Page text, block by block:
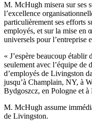
M. McHugh misera sur ses
l’excellence
particulièrement ses efforts
employés, et sur la mise en
universels pour l’entreprise
« J’espère beaucoup établir
seulement avec l’équipe de
d’employés de Livingston
jusqu’à Champlain, NY, à
Bydgoszcz, en Pologne et
M. McHugh assume
de Livingston.